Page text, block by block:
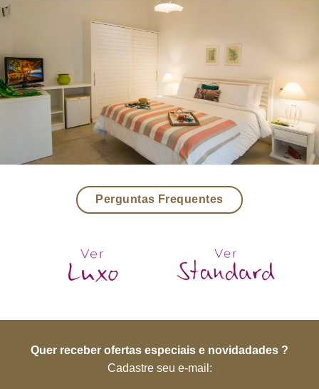
Perguntas Frequentes
Quer receber ofertas especiais e novidadades ?
Cadastre seu e-mail: